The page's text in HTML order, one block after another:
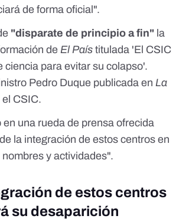
de forma oficial".
"disparate de principio a fin" la
deEl País titulada 'El CSIC
ciencia para evitar su colapso'.
Pedro Duque publicada enLa
CSIC.
una rueda de prensa ofrecida
la integración de estos centros en
y actividades".
de estos centros
su desaparición